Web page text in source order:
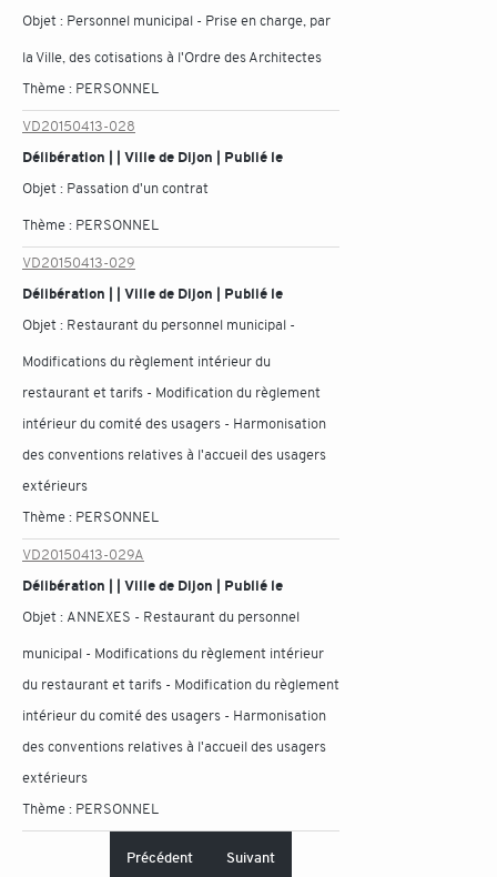
Objet : Personnel municipal - Prise en charge, par
la Ville, des cotisations à l'Ordre des Architectes
Thème : PERSONNEL
VD20150413-028
Délibération | | Ville de Dijon | Publié le
Objet : Passation d'un contrat
Thème : PERSONNEL
VD20150413-029
Délibération | | Ville de Dijon | Publié le
Objet : Restaurant du personnel municipal -
Modifications du règlement intérieur du
restaurant et tarifs - Modification du règlement
intérieur du comité des usagers - Harmonisation
des conventions relatives à l'accueil des usagers
extérieurs
Thème : PERSONNEL
VD20150413-029A
Délibération | | Ville de Dijon | Publié le
Objet : ANNEXES - Restaurant du personnel
municipal - Modifications du règlement intérieur
du restaurant et tarifs - Modification du règlement
intérieur du comité des usagers - Harmonisation
des conventions relatives à l'accueil des usagers
extérieurs
Thème : PERSONNEL
Précédent Suivant